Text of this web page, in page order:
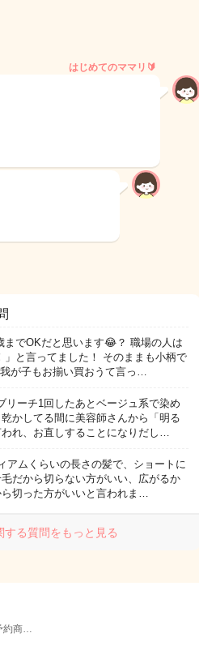
はじめてのママリ🔰
でOKだと思います😂？ 職場の人は
と言ってました！ そのままも小柄で
が子もお揃い買おうて言っ…
ーチ1回したあとベージュ系で染め
かしてる間に美容師さんから「明る
れ、お直しすることになりだし…
アムくらいの長さの髪で、ショートに
だから切らない方がいい、広がるか
切った方がいいと言われま…
する質問をもっと見る
約商…